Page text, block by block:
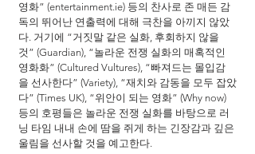
영화” (entertainment.ie) 등의 찬사로 존 매든 감
독의 뛰어난 연출력에 대해 극찬을 아끼지 않았
다. 거기에 “거짓말 같은 실화, 후회하지 않을
것” (Guardian), “놀라운 전쟁 실화의 매혹적인
영화화” (Cultured Vultures), “빠져드는 몰입감
을 선사한다” (Variety), “재치와 감동을 모두 잡았
다” (Times UK), “위안이 되는 영화” (Why now)
등의 호평들은 놀라운 전쟁 실화를 바탕으로 러
닝 타임 내내 손에 땀을 쥐게 하는 긴장감과 깊은
울림을 선사할 것을 예고한다.